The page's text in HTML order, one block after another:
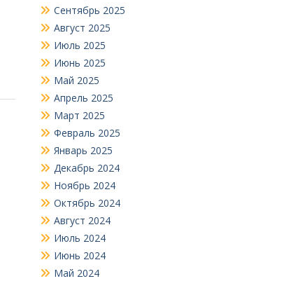
Сентябрь 2025
Август 2025
Июль 2025
Июнь 2025
Май 2025
Апрель 2025
Март 2025
Февраль 2025
Январь 2025
Декабрь 2024
Ноябрь 2024
Октябрь 2024
Август 2024
Июль 2024
Июнь 2024
Май 2024